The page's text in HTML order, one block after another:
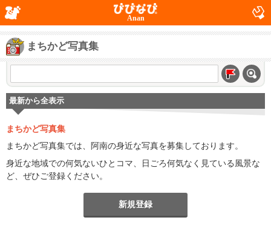
Anan
まちかど写真集
最新から全表示
まちかど写真集
まちかど写真集では、阿南の身近な写真を募集しております。
身近な地域での何気ないひとコマ、日ごろ何気なく見ている風景な
ど、ぜひご登録ください。
新規登録